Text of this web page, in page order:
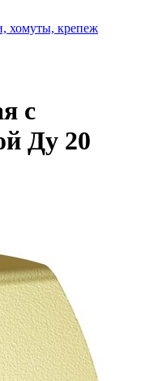
хомуты, крепеж
с
Ду 20